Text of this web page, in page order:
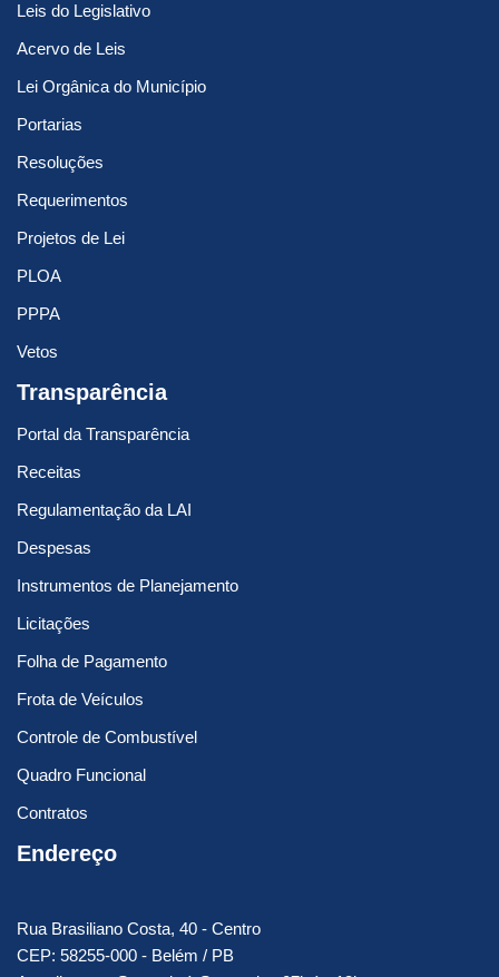
Leis do Legislativo
Acervo de Leis
Lei Orgânica do Município
Portarias
Resoluções
Requerimentos
Projetos de Lei
PLOA
PPPA
Vetos
Transparência
Portal da Transparência
Receitas
Regulamentação da LAI
Despesas
Instrumentos de Planejamento
Licitações
Folha de Pagamento
Frota de Veículos
Controle de Combustível
Quadro Funcional
Contratos
Endereço
Rua Brasiliano Costa, 40 - Centro
CEP: 58255-000 - Belém / PB